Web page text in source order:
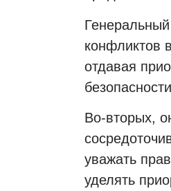
конфликтов
отдавая
Во-вторых,
уважать
уделять